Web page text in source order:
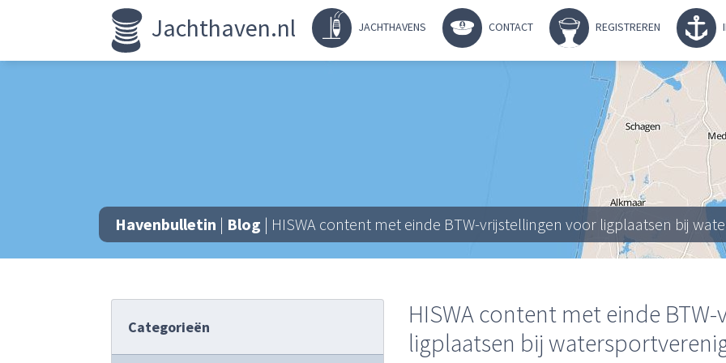
Jachthaven.nl JACHTHAVENS CONTACT REGISTREREN
Havenbulletin | Blog | HISWA content met einde BTW-vrijstellingen voor ligplaatsen bij
Categorieën
HISWA content met einde
ligplaatsen bij